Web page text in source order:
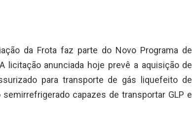
da Frota faz parte do Novo Programa de
licitação anunciada hoje prevê a aquisição de
para transporte de gás liquefeito de
capazes de transportar GLP e